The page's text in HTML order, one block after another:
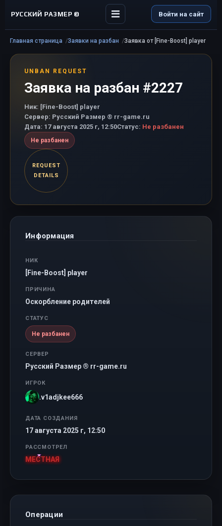
РУССКИЙ РАЗМЕР © Войти на сайт
Главная страница Заявки на разбан Заявка от [Fine-Boost] player
UNBAN REQUEST
Заявка на разбан #2227
Ник: [Fine-Boost] player
Сервер: Русский Размер ® rr-game.ru
Дата: 17 августа 2025 г, 12:50Статус: Не разбанен
Не разбанен
REQUEST
DETAILS
Информация
НИК
[Fine-Boost] player
ПРИЧИНА
Оскорбление родителей
СТАТУС
Не разбанен
СЕРВЕР
Русский Размер ® rr-game.ru
ИГРОК
.v1adjkee666
ДАТА СОЗДАНИЯ
17 августа 2025 г, 12:50
РАССМОТРЕЛ
МЕСТНАЯ
Операции